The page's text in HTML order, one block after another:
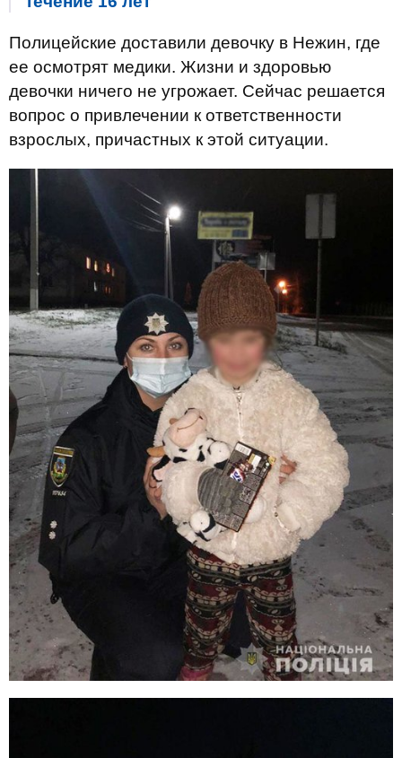
Полицейские доставили девочку в Нежин, где
ее осмотрят медики. Жизни и здоровью
девочки ничего не угрожает. Сейчас решается
вопрос о привлечении к ответственности
взрослых, причастных к этой ситуации.